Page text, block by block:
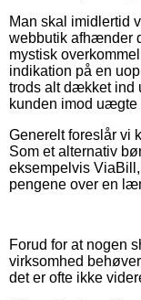
Man skal imidlertid
webbutik afhænder
mystisk
indikation på en
trods alt dækket ind
kunden imod uægte
Generelt foreslår vi
Som et alternativ
eksempelvis
pengene over en
Forud for at nogen
virksomhed
det er ofte ikke